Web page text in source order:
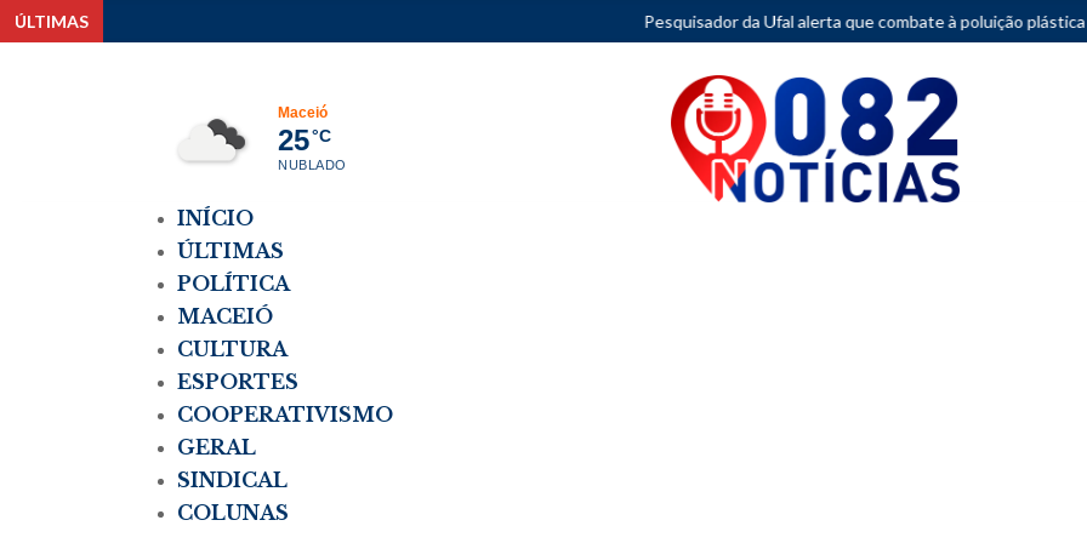
ÚLTIMAS Pesquisador da Ufal alerta que combate à poluição plástica exige redução
Maceió
25°C
NUBLADO
INÍCIO
ÚLTIMAS
POLÍTICA
MACEIÓ
CULTURA
ESPORTES
COOPERATIVISMO
GERAL
SINDICAL
COLUNAS